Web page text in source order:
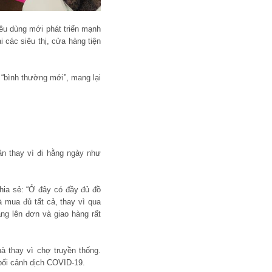
dùng mới phát triển mạnh
các siêu thị, cửa hàng tiện
thường mới”, mang lại
thay vì đi hằng ngày như
sẻ: “Ở đây có đầy đủ đồ
mua đủ tất cả, thay vì qua
lên đơn và giao hàng rất
thay vì chợ truyền thống.
cảnh dịch COVID-19.